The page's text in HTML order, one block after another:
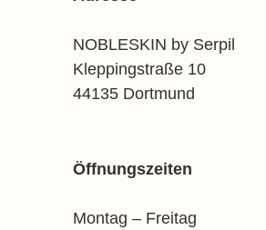
NOBLESKIN by Serpil
Kleppingstraße 10
44135 Dortmund
Öffnungszeiten
Montag – Freitag